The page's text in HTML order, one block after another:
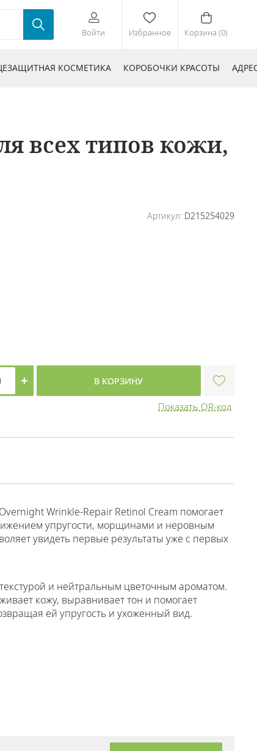
Войти Избранное Корзина (0)
КОСМЕТИКА КОРОБОЧКИ КРАСОТЫ
всех типов кожи,
Артикул: D215254029
+ В КОРЗИНУ
Показать QR-код
Wrinkle-Repair Retinol Cream помогает
упругости, морщинами и неровным
увидеть первые результаты уже с первых
и нейтральным цветочным ароматом.
кожу, выравнивает тон и помогает
ей упругость и ухоженный вид.